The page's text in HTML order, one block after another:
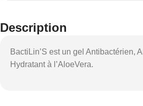
Description
BactiLin’S est un gel Antibactérien,
Hydratant à l’AloeVera.